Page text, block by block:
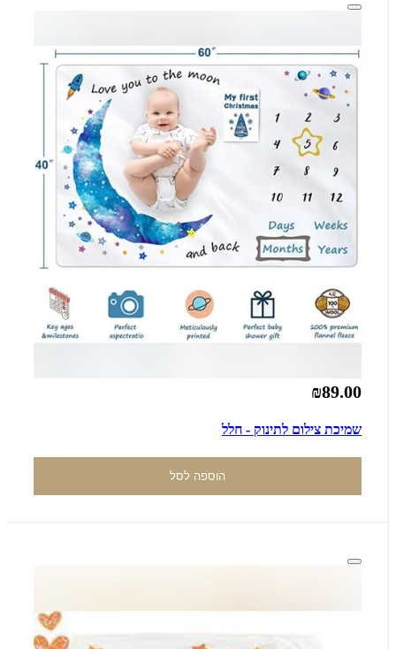
₪89.00
שמיכת צילום לתינוק - חלל
הוספה לסל